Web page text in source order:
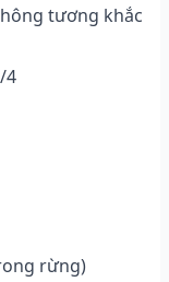
tương khắc
4
rừng)